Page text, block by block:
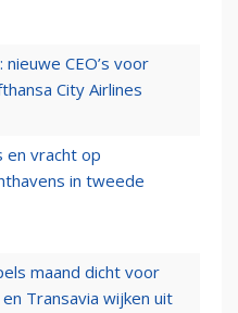
CEO’s voor
City Airlines
en vracht op
in tweede
maand dicht voor
Transavia wijken uit